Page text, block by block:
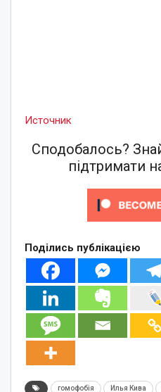
Источник
Сподобалось?
підтримати
Поділись публікацією
гомофобія Илья Кива